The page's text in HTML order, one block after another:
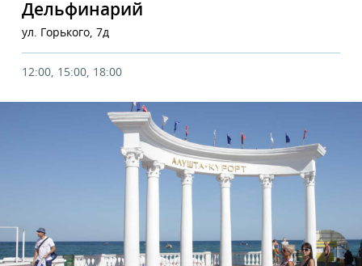
Дельфинарий
ул. Горького, 7д
12:00, 15:00, 18:00